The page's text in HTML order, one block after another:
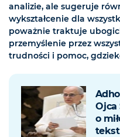
analizie, ale sugeruje
wykształcenie dla
poważnie traktuje
przemyślenie przez
trudności i pomoc,
Ojca
o
tekst